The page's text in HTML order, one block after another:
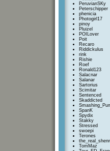
PeruvianSKy
Peterschipper
phenicia
Photogirl17
pinoy
Pluizel
POILover
Poit
Recaro
Riddickulus
rink
Rishie
Roef
Ronald123
Salacnar
Salanar
Sartorius
Scimitar
Sentenced
Skaddicted
SpanK
Spydix
Stakky
Stressed
swoepi
Terones
TomMaz